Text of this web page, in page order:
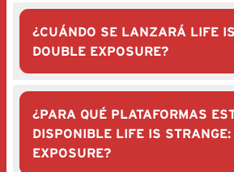
¿CUÁNDO SE LANZARÁ LIFE
DOUBLE EXPOSURE?
¿PARA QUÉ PLATAFORMAS
DISPONIBLE LIFE IS
EXPOSURE?